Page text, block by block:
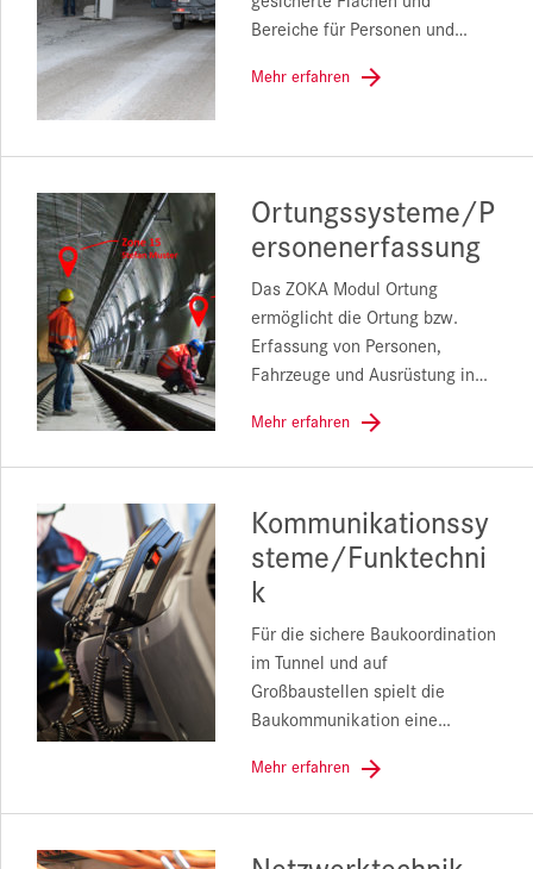
Bereiche für Personen und…
Mehr erfahren
Ortungssysteme/P
ersonenerfassung
Das ZOKA Modul Ortung
ermöglicht die Ortung bzw.
Erfassung von Personen,
Fahrzeuge und Ausrüstung in…
Mehr erfahren
Kommunikationssy
steme/Funktechni
k
Für die sichere Baukoordination
im Tunnel und auf
Großbaustellen spielt die
Baukommunikation eine…
Mehr erfahren